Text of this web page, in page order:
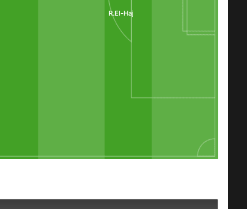
R.El-Haj